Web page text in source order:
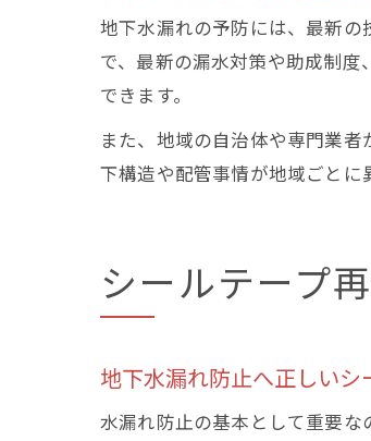
地下水漏れの予防には、最新
で、最新の漏水対策や助成制
できます。
また、地域の自治体や専門業
下構造や配管事情が地域ごとに
シールテープ
地下水漏れ防止へ正しいシ
水漏れ防止の基本として重要